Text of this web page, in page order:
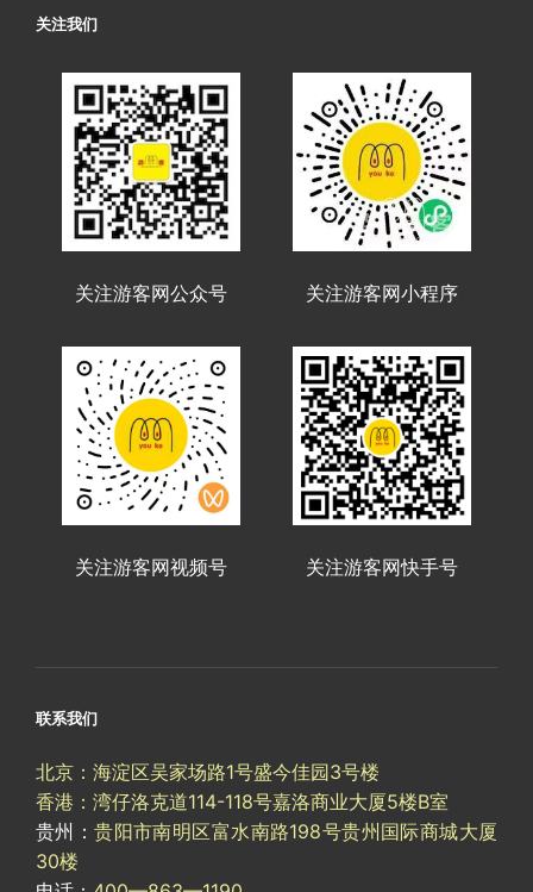
关注我们
关注游客网公众号 关注游客网小程序
关注游客网视频号 关注游客网快手号
联系我们
北京：海淀区吴家场路1号盛今佳园3号楼
香港：湾仔洛克道114-118号嘉洛商业大厦5楼B室
贵州：贵阳市南明区富水南路198号贵州国际商城大厦
30楼